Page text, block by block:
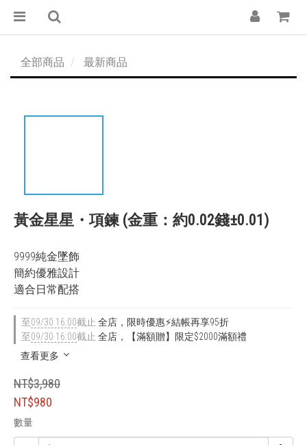
全部商品 最新商品
黃金星星・項鍊 (金重：約0.02錢±0.01)
9999純金墜飾
簡約優雅設計
適合日常配搭
至09/30 16:00截止 全店，限時優惠⚡結帳再享95折
至09/30 16:00截止 全店，【滿額贈】限定$2000滿額禮
查看更多
NT$3,980
NT$980
數量